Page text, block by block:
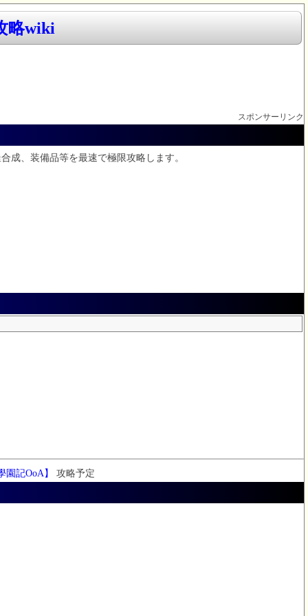
略wiki
スポンサーリンク
成、装備品等を最速で極限攻略します。
園記OoA】 攻略予定